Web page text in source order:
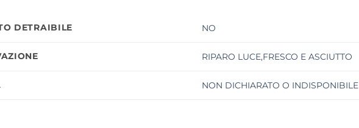
DETRAIBILE NO
RIPARO LUCE,FRESCO E ASCIUTTO
NON DICHIARATO O INDISPONIBILE